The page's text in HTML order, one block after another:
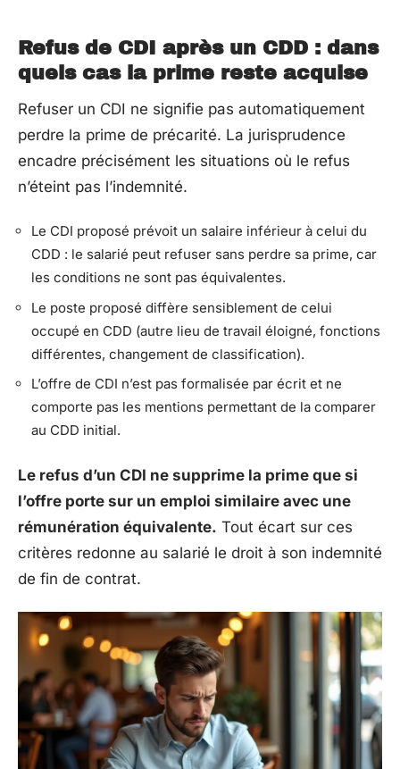
Refus de CDI après un CDD : dans
quels cas la prime reste acquise
Refuser un CDI ne signifie pas automatiquement
perdre la prime de précarité. La jurisprudence
encadre précisément les situations où le refus
n’éteint pas l’indemnité.
Le CDI proposé prévoit un salaire inférieur à celui du
CDD : le salarié peut refuser sans perdre sa prime, car
les conditions ne sont pas équivalentes.
Le poste proposé diffère sensiblement de celui
occupé en CDD (autre lieu de travail éloigné, fonctions
différentes, changement de classification).
L’offre de CDI n’est pas formalisée par écrit et ne
comporte pas les mentions permettant de la comparer
au CDD initial.
Le refus d’un CDI ne supprime la prime que si
l’offre porte sur un emploi similaire avec une
rémunération équivalente. Tout écart sur ces
critères redonne au salarié le droit à son indemnité
de fin de contrat.